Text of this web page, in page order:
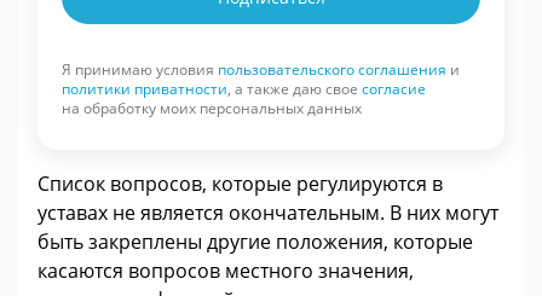
Я принимаю условия пользовательского соглашения и
политики приватности, а также даю свое согласие
на обработку моих персональных данных
Список вопросов, которые регулируются в
уставах не является окончательным. В них могут
быть закреплены другие положения, которые
касаются вопросов местного значения,